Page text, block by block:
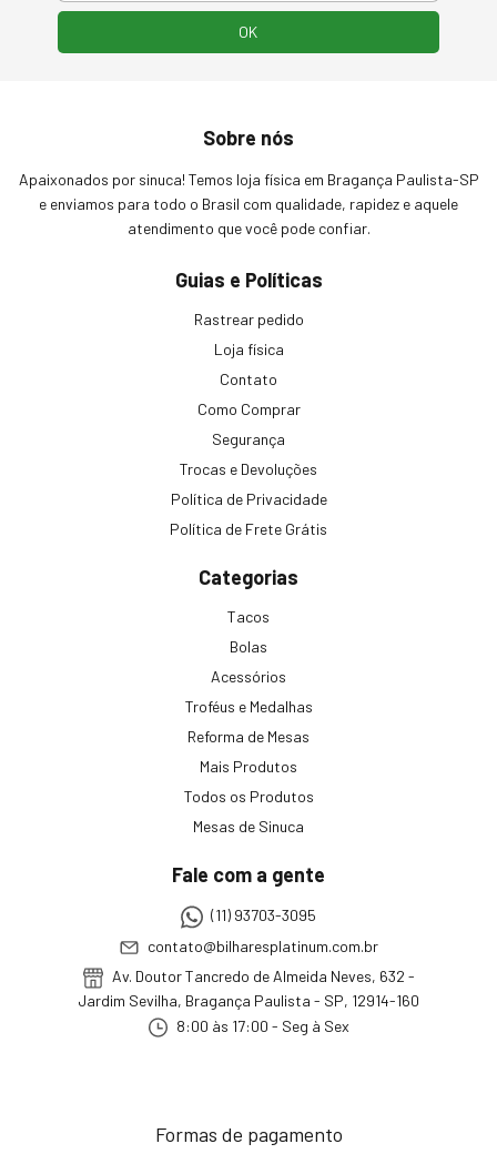
Sobre nós
Apaixonados por sinuca! Temos loja física em Bragança Paulista-SP
e enviamos para todo o Brasil com qualidade, rapidez e aquele
atendimento que você pode confiar.
Guias e Políticas
Rastrear pedido
Loja física
Contato
Como Comprar
Segurança
Trocas e Devoluções
Política de Privacidade
Política de Frete Grátis
Categorias
Tacos
Bolas
Acessórios
Troféus e Medalhas
Reforma de Mesas
Mais Produtos
Todos os Produtos
Mesas de Sinuca
Fale com a gente
(11) 93703-3095
contato@bilharesplatinum.com.br
Av. Doutor Tancredo de Almeida Neves, 632 -
Jardim Sevilha, Bragança Paulista - SP, 12914-160
8:00 às 17:00 - Seg à Sex
Formas de pagamento